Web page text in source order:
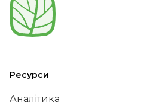
Ресурси
Аналітика